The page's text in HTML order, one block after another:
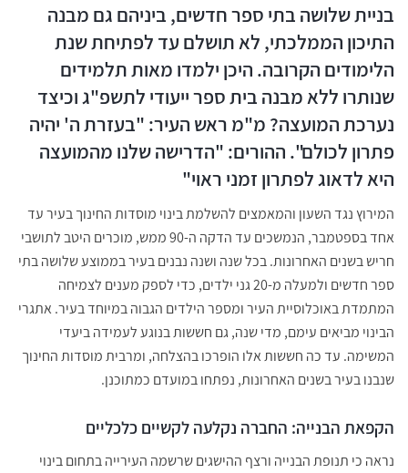
בניית שלושה בתי ספר חדשים, ביניהם גם מבנה
התיכון הממלכתי, לא תושלם עד לפתיחת שנת
הלימודים הקרובה. היכן ילמדו מאות תלמידים
שנותרו ללא מבנה בית ספר ייעודי לתשפ"ג וכיצד
נערכת המועצה? מ"מ ראש העיר: "בעזרת ה' יהיה
פתרון לכולם". ההורים: "הדרישה שלנו מהמועצה
היא לדאוג לפתרון זמני ראוי"
המירוץ נגד השעון והמאמצים להשלמת בינוי מוסדות החינוך בעיר עד
אחד בספטמבר, הנמשכים עד הדקה ה-90 ממש, מוכרים היטב לתושבי
חריש בשנים האחרונות. בכל שנה ושנה נבנים בעיר בממוצע שלושה בתי
ספר חדשים ולמעלה מ-20 גני ילדים, כדי לספק מענים לצמיחה
המתמדת באוכלוסיית העיר ומספר הילדים הגבוה במיוחד בעיר. אתגרי
הבינוי מביאים עימם, מדי שנה, גם חששות בנוגע לעמידה ביעדי
המשימה. עד כה חששות אלו הופרכו בהצלחה, ומרבית מוסדות החינוך
שנבנו בעיר בשנים האחרונות, נפתחו במועדם כמתוכנן.
הקפאת הבנייה: החברה נקלעה לקשיים כלכליים
נראה כי תנופת הבנייה ורצף ההישגים שרשמה העירייה בתחום בינוי